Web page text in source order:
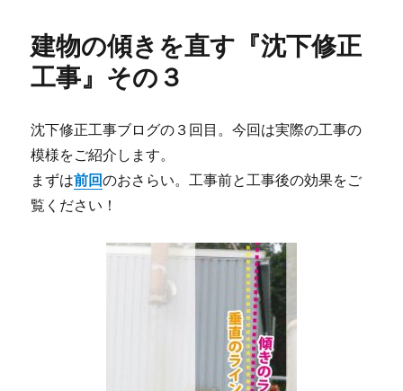
ー
建物の傾きを直す『沈下修正
工事』その３
沈下修正工事ブログの３回目。今回は実際の工事の
模様をご紹介します。
まずは前回のおさらい。工事前と工事後の効果をご
覧ください！